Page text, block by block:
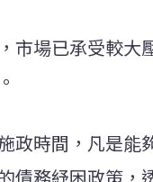
市場已承受較大
政時間，凡是能